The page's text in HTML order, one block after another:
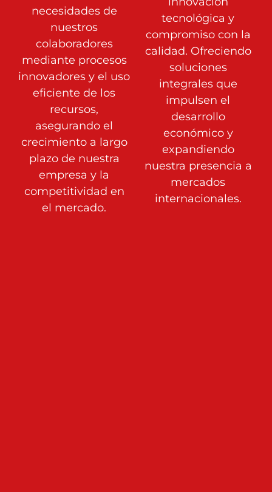
necesidades de
nuestros
colaboradores
mediante procesos
innovadores y el uso
eficiente de los
recursos,
asegurando el
crecimiento a largo
plazo de nuestra
empresa y la
competitividad en
el mercado.
tecnológica y
compromiso con la
calidad. Ofreciendo
soluciones
integrales que
impulsen el
desarrollo
económico y
expandiendo
nuestra presencia a
mercados
internacionales.